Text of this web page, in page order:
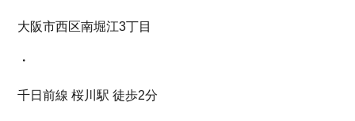
大阪市西区南堀江3丁目
・
千日前線 桜川駅 徒歩2分